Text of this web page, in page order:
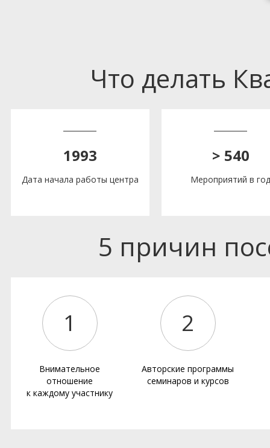
Что делать
1993
Дата начала работы центра
> 540
Мероприятий в год
5 причин
1
Внимательное
отношение
к каждому участнику
2
Авторские программы
семинаров и курсов